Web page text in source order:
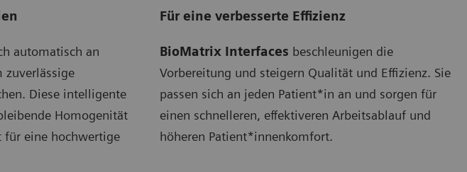
automatisch an
zuverlässige
Diese intelligente
Homogenität
eine hochwertige
Für eine verbesserte Effizienz
BioMatrix Interfaces beschleunigen die
Vorbereitung und steigern Qualität und Effizienz. Sie
passen sich an jeden Patient*in an und sorgen für
einen schnelleren, effektiveren Arbeitsablauf und
höheren Patient*innenkomfort.